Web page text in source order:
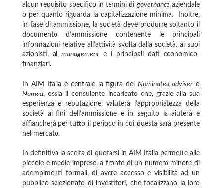
alcun requisito specifico in termini digovernance aziendale
o per quanto riguarda la capitalizzazione minima. Inoltre,
in fase di ammissione, la società deve produrre soltanto il
documento d’ammissione contenente le principali
informazioni relative all’attività svolta dalla società, ai suoi
azionisti, almanagement e i principali dati economico-
finanziari.
In AIM Italia è centrale la figura delNominated adviser o
Nomad, ossia il consulente incaricato che, grazie alla sua
esperienza e reputazione, valuterà l’appropriatezza della
società ai fini dell’ammissione e in seguito la aiuterà e
affiancherà per tutto il periodo in cui questa sarà presente
nel mercato.
In definitiva la scelta di quotarsi in AIM Italia permette alle
piccole e medie imprese, a fronte di un numero minore di
adempimenti formali, di avere accesso e visibilità ad un
pubblico selezionato di investitori, che focalizzano la loro